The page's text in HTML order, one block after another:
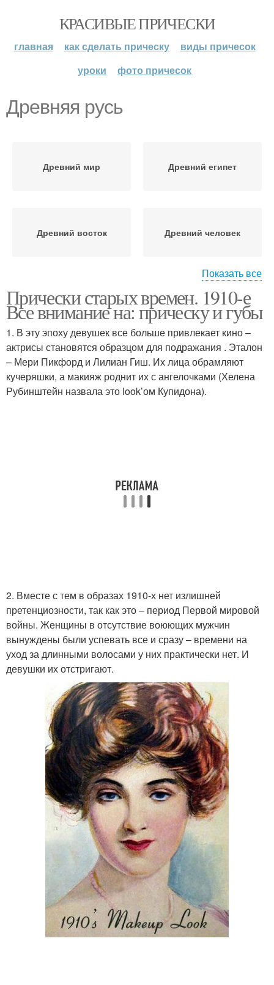
КРАСИВЫЕ ПРИЧЕСКИ
главная как сделать прическу
виды причесок
уроки
фото причесок
Древняя русь
Древний мир Древний египет
Древний восток Древний человек
Древний греция
Женщины в древней
греции
Прически в древней
греции
Древний русь
Показать все
Прически старых времен. 1910-е
Все внимание на: прическу и губы
1. В эту эпоху девушек все больше привлекает кино –
актрисы становятся образцом для подражания . Эталон
– Мери Пикфорд и Лилиан Гиш. Их лица обрамляют
кучеряшки, а макияж роднит их с ангелочками (Хелена
Рубинштейн назвала это look’ом Купидона).
2. Вместе с тем в образах 1910-х нет излишней
претенциозности, так как это – период Первой мировой
войны. Женщины в отсутствие воюющих мужчин
вынуждены были успевать все и сразу – времени на
уход за длинными волосами у них практически нет. И
девушки их отстригают.